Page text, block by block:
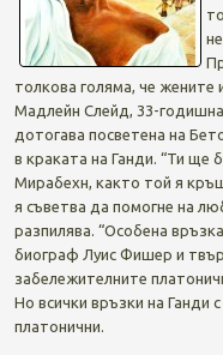
толкова голяма, че жените
Мадлейн Слейд, 33-годишна
дотогава посветена на
в краката на Ганди. “Ти
Мирабехн, както той я
я съветва да помогне на
разпилява. “Особена
биограф Луис Фишер и
забележителните
Но всички връзки на Ганди
платонични.